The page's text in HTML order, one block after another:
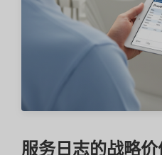
服务日志的战略价